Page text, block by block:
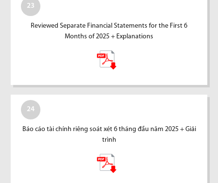
23
Reviewed Separate Financial Statements for the First 6
Months of 2025 + Explanations
24
Báo cáo tài chính riêng soát xét 6 tháng đầu năm 2025 + Giải
trình